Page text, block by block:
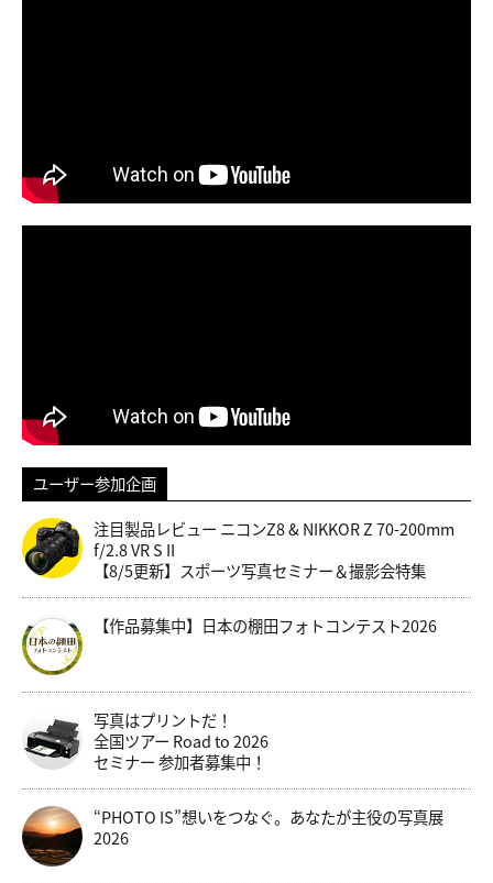
ユーザー参加企画
注目製品レビュー ニコンZ8 & NIKKOR Z 70-200mm
f/2.8 VR S II
【8/5更新】スポーツ写真セミナー＆撮影会特集
【作品募集中】日本の棚田フォトコンテスト2026
写真はプリントだ！
全国ツアー Road to 2026
セミナー 参加者募集中！
“PHOTO IS”想いをつなぐ。あなたが主役の写真展
2026